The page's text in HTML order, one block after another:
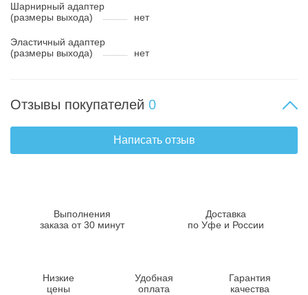
Шарнирный адаптер
(размеры выхода)
нет
Эластичный адаптер
(размеры выхода)
нет
Отзывы покупателей 0
Написать отзыв
Выполнения
заказа от 30 минут
Доставка
по Уфе и России
Низкие
цены
Удобная
оплата
Гарантия
качества